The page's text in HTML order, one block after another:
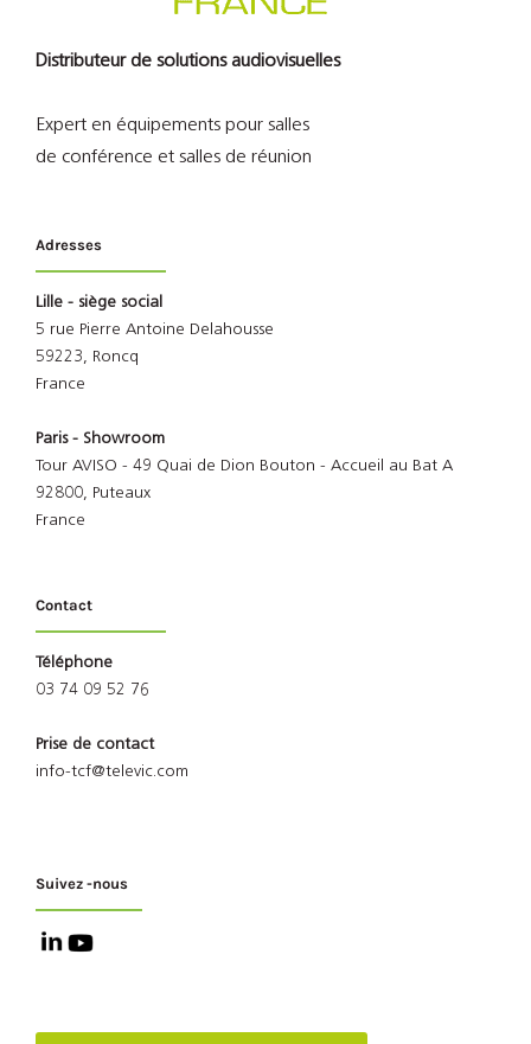
Distributeur de solutions audiovisuelles
Expert en équipements pour salles
de conférence et salles de réunion
Adresses
Lille - siège social
5 rue Pierre Antoine Delahousse
59223, Roncq
France
Paris - Showroom
Tour AVISO - 49 Quai de Dion Bouton - Accueil au Bat A
92800, Puteaux
France
Contact
Téléphone
03 74 09 52 76
Prise de contact
info-tcf@televic.com
Suivez -nous